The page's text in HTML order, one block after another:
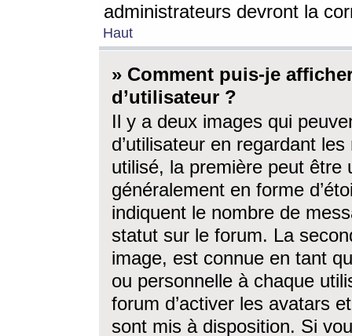
administrateurs devront la
Haut
» Comment puis-je
d’utilisateur ?
Il y a deux images qui
d’utilisateur en regardant
utilisé, la première peut être
généralement en forme
indiquent le nombre de
statut sur le forum. La
image, est connue en tant
ou personnelle à chaque
forum d’activer les avatars
sont mis à disposition. Si